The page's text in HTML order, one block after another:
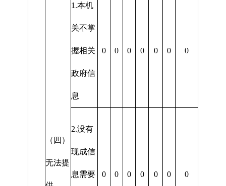
（四）
无法提
1.本机
关不掌
握相关
政府信
息
0 0 0 0 0 0 0
2.没有
现成信
息需要 0 0 0 0 0 0 0